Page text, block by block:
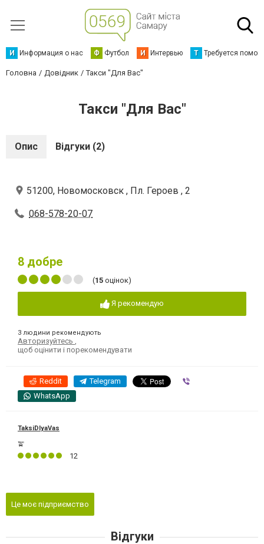
И Информация о нас Ф Футбол И Интервью Т Требуется
Головна Довідник Такси "Для Вас"
Такси "Для Вас"
Опис Відгуки (2)
51200, Новомосковск , Пл. Героев , 2
068-578-20-07
8 добре
(15 оцінок)
Я рекомендую
3 людини рекомендують
Авторизуйтесь
щоб оцінити і порекомендувати
Reddit Telegram
WhatsApp
TaksiDlyaVas
🚖
12
Це моє підприємство
Відгуки